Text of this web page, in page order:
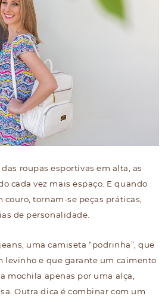
roupas esportivas em alta, as
cada vez mais espaço. E quando
couro, tornam-se peças práticas,
de personalidade.
uma camiseta “podrinha”, que
levinho e que garante um caimento
mochila apenas por uma alça,
Outra dica é combinar com um